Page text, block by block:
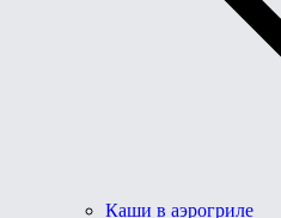
Каши в аэрогриле